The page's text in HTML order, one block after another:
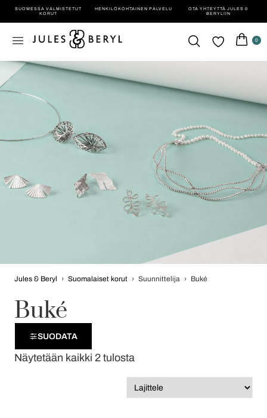
SUOMESSA VALMISTETUT
KORUT
HENKILÖ­KOHTAINEN PALVELU
OTA YHTEYTTÄ JULES &
BERYLIIN
0
Jules & Beryl › Suomalaiset korut › Suunnittelija › Buké
Buké
SUODATA
Näytetään kaikki 2 tulosta